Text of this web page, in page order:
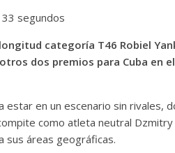
segundos
categoría T46 Robiel
dos premios para Cuba en
estar en un escenario sin rivales,
como atleta neutral Dzmitry
sus áreas geográficas.